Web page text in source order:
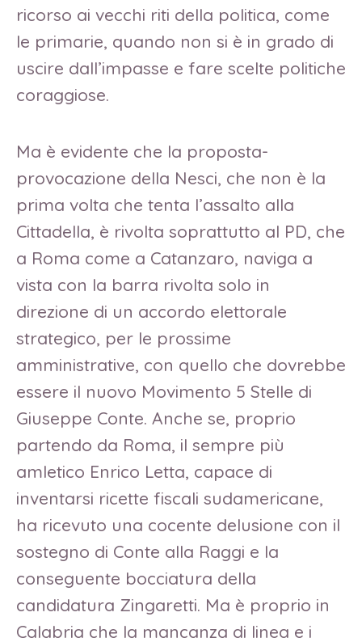
ricorso ai vecchi riti della politica, come
le primarie, quando non si è in grado di
uscire dall’impasse e fare scelte politiche
coraggiose.
Ma è evidente che la proposta-
provocazione della Nesci, che non è la
prima volta che tenta l’assalto alla
Cittadella, è rivolta soprattutto al PD, che
a Roma come a Catanzaro, naviga a
vista con la barra rivolta solo in
direzione di un accordo elettorale
strategico, per le prossime
amministrative, con quello che dovrebbe
essere il nuovo Movimento 5 Stelle di
Giuseppe Conte. Anche se, proprio
partendo da Roma, il sempre più
amletico Enrico Letta, capace di
inventarsi ricette fiscali sudamericane,
ha ricevuto una cocente delusione con il
sostegno di Conte alla Raggi e la
conseguente bocciatura della
candidatura Zingaretti. Ma è proprio in
Calabria che la mancanza di linea e i